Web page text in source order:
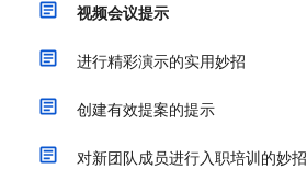
视频会议提示
进行精彩演示的实用妙招
创建有效提案的提示
对新团队成员进行入职培训的妙招